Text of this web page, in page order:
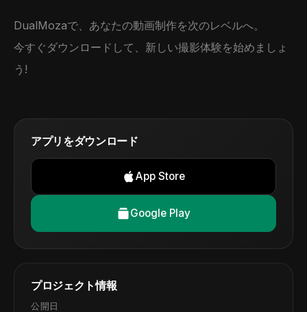
DualMozaで、あなたの動画制作を次のレベルへ。
今すぐダウンロードして、新しい撮影体験を始めましょ
う!
アプリをダウンロード
App Store
Google Play
プロジェクト情報
公開日